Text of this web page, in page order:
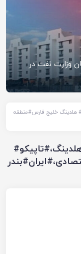
وزارت نفت در
هلدینگ خلیج فارس#منطقه